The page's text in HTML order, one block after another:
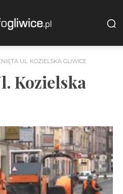
UL. KOZIELSKA GLIWICE
Kozielska